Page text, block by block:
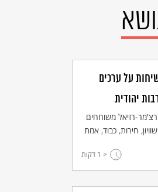
על ערכים
יהודית
רזיאל משוחחים
חירות, כבוד, אמת
לשילוב בהוראה
במקצועות החברה
עשר פרקים באורך
< 1 דקות